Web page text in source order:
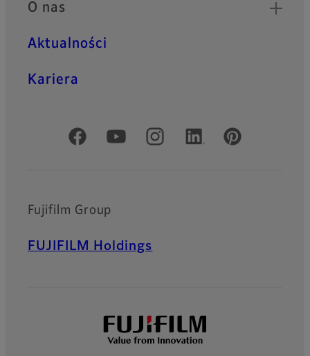
O nas
Aktualności
Kariera
Oficjalne profile społecznościowe
Fujifilm Group
FUJIFILM Holdings